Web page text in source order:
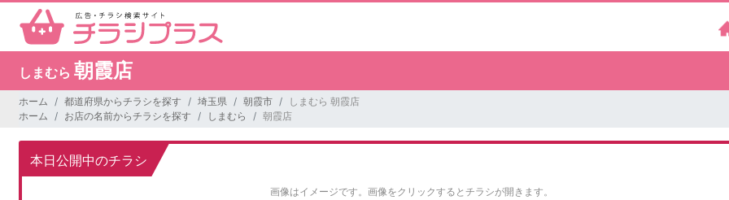
しまむら 朝霞店
ホーム 都道府県からチラシを探す 埼玉県 朝霞市
しまむら 朝霞店
ホーム
お店の名前からチラシを探す しまむら 朝霞店
本日公開中のチラシ
画像はイメージです。 画像をクリックするとチラシが開きます。